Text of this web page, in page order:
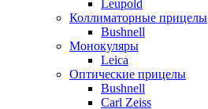
Leupold
Коллиматорные прицелы
Bushnell
Монокуляры
Leica
Оптические прицелы
Bushnell
Carl Zeiss